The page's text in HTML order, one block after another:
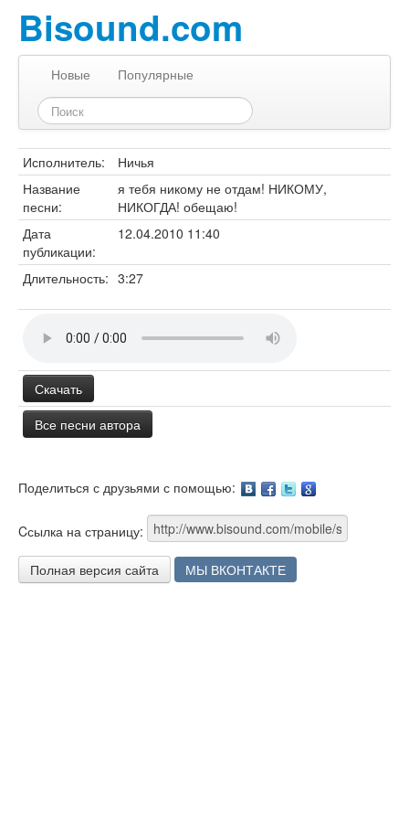
Bisound.com
Новые Популярные
Исполнитель:
Ничья
Название
песни:
я тебя никому не отдам! НИКОМУ,
НИКОГДА! обещаю!
Дата
публикации:
12.04.2010 11:40
Длительность: 3:27
Скачать
Все песни автора
Поделиться с друзьями с помощью:
Cсылка на страницу:
Полная версия сайта МЫ ВКОНТАКТЕ